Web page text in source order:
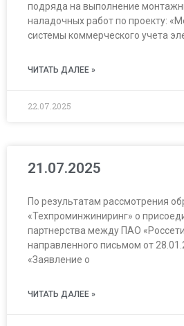
подряда на выполнение
наладочных работ по проекту:
системы коммерческого учета
ЧИТАТЬ ДАЛЕЕ »
22.07.2025
21.07.2025
По результатам рассмотрения
«Техпроминжиниринг» о
партнерства между ПАО
направленного письмом от
«Заявление о
ЧИТАТЬ ДАЛЕЕ »